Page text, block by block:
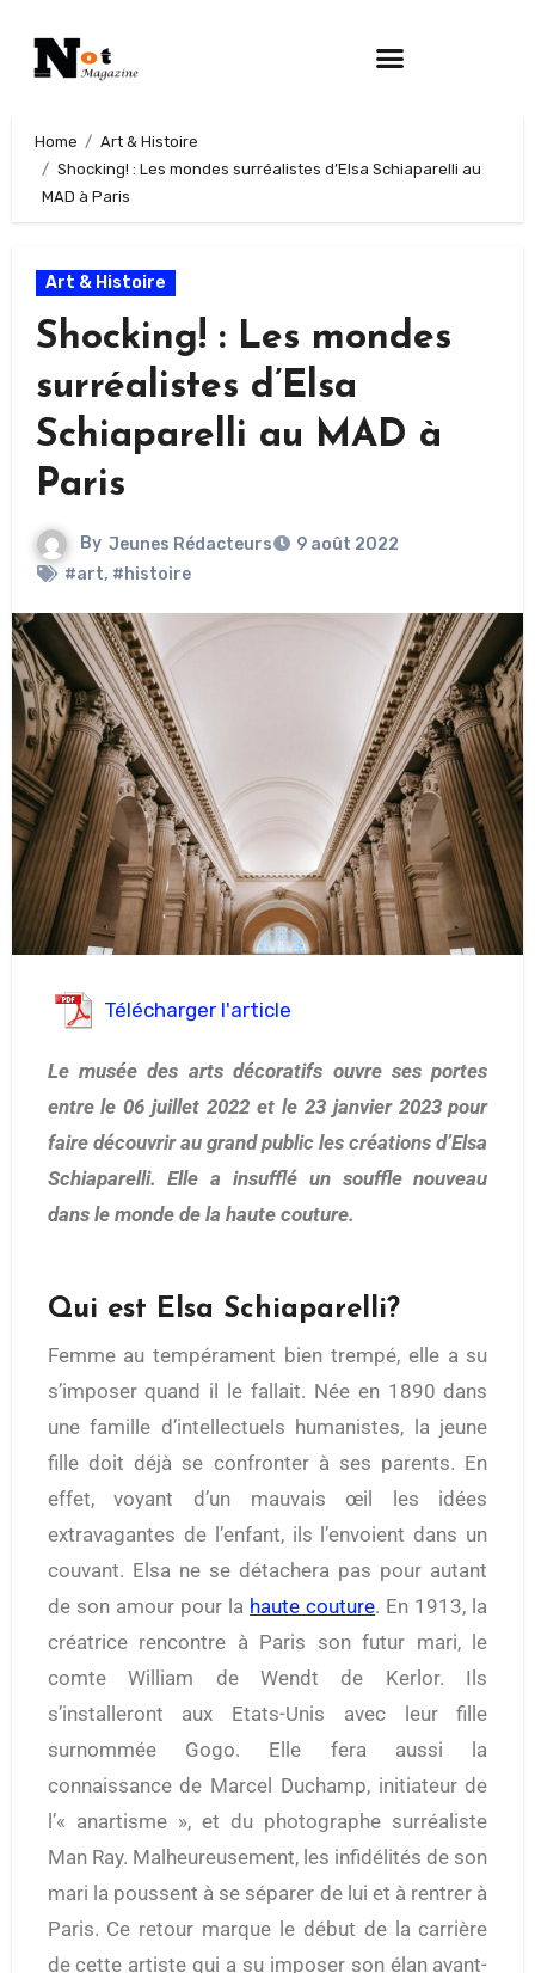
Home
Art & Histoire
Shocking! : Les mondes surréalistes d’Elsa Schiaparelli au
MAD à Paris
Art & Histoire
Shocking! : Les mondes
surréalistes d’Elsa
Schiaparelli au MAD à
Paris
By Jeunes Rédacteurs
9 août 2022
#art, #histoire
Télécharger l'article
Le musée des arts décoratifs ouvre ses portes
entre le 06 juillet 2022 et le 23 janvier 2023 pour
faire découvrir au grand public les créations d’Elsa
Schiaparelli. Elle a insufflé un souffle nouveau
dans le monde de la haute couture.
Qui est Elsa Schiaparelli?
Femme au tempérament bien trempé, elle a su
s’imposer quand il le fallait. Née en 1890 dans
une famille d’intellectuels humanistes, la jeune
fille doit déjà se confronter à ses parents. En
effet, voyant d’un mauvais œil les idées
extravagantes de l’enfant, ils l’envoient dans un
couvant. Elsa ne se détachera pas pour autant
de son amour pour la haute couture. En 1913, la
créatrice rencontre à Paris son futur mari, le
comte William de Wendt de Kerlor. Ils
s’installeront aux Etats-Unis avec leur fille
surnommée Gogo. Elle fera aussi la
connaissance de Marcel Duchamp, initiateur de
l’« anartisme », et du photographe surréaliste
Man Ray. Malheureusement, les infidélités de son
mari la poussent à se séparer de lui et à rentrer à
Paris. Ce retour marque le début de la carrière
de cette artiste qui a su imposer son élan avant-